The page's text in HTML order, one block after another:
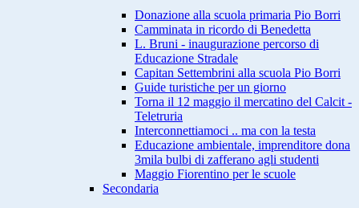
Donazione alla scuola primaria Pio Borri
Camminata in ricordo di Benedetta
L. Bruni - inaugurazione percorso di
Educazione Stradale
Capitan Settembrini alla scuola Pio Borri
Guide turistiche per un giorno
Torna il 12 maggio il mercatino del Calcit -
Teletruria
Interconnettiamoci .. ma con la testa
Educazione ambientale, imprenditore dona
3mila bulbi di zafferano agli studenti
Maggio Fiorentino per le scuole
Secondaria